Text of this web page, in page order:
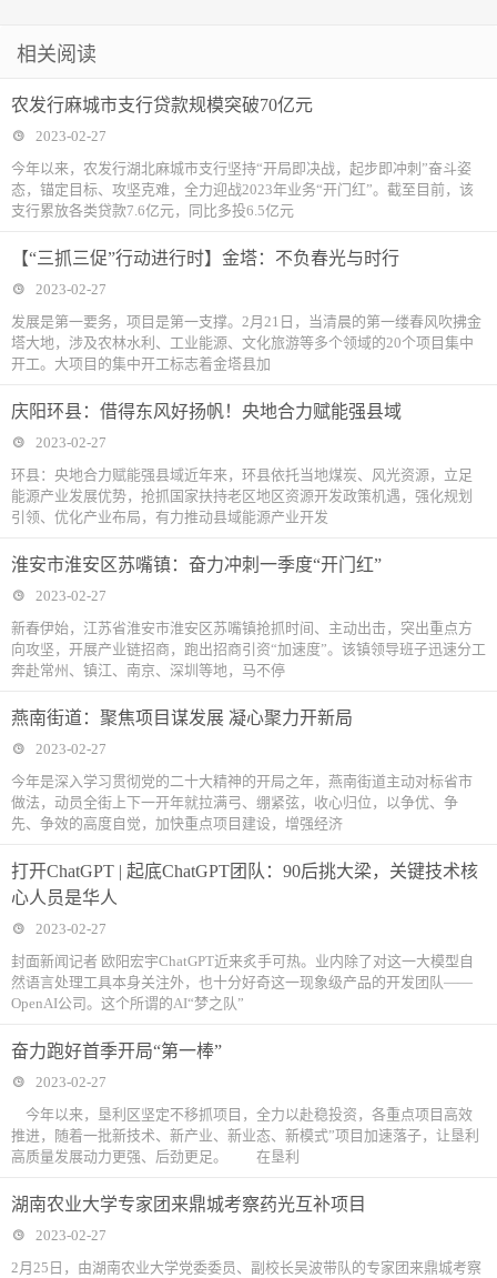
相关阅读
农发行麻城市支行贷款规模突破70亿元
2023-02-27
今年以来，农发行湖北麻城市支行坚持“开局即决战，起步即冲刺”奋斗姿
态，锚定目标、攻坚克难，全力迎战2023年业务“开门红”。截至目前，该
支行累放各类贷款7.6亿元，同比多投6.5亿元
【“三抓三促”行动进行时】金塔：不负春光与时行
2023-02-27
发展是第一要务，项目是第一支撑。2月21日，当清晨的第一缕春风吹拂金
塔大地，涉及农林水利、工业能源、文化旅游等多个领域的20个项目集中
开工。大项目的集中开工标志着金塔县加
庆阳环县：借得东风好扬帆！央地合力赋能强县域
2023-02-27
环县：央地合力赋能强县域近年来，环县依托当地煤炭、风光资源，立足
能源产业发展优势，抢抓国家扶持老区地区资源开发政策机遇，强化规划
引领、优化产业布局，有力推动县域能源产业开发
淮安市淮安区苏嘴镇：奋力冲刺一季度“开门红”
2023-02-27
新春伊始，江苏省淮安市淮安区苏嘴镇抢抓时间、主动出击，突出重点方
向攻坚，开展产业链招商，跑出招商引资“加速度”。该镇领导班子迅速分工
奔赴常州、镇江、南京、深圳等地，马不停
燕南街道：聚焦项目谋发展 凝心聚力开新局
2023-02-27
今年是深入学习贯彻党的二十大精神的开局之年，燕南街道主动对标省市
做法，动员全街上下一开年就拉满弓、绷紧弦，收心归位，以争优、争
先、争效的高度自觉，加快重点项目建设，增强经济
打开ChatGPT | 起底ChatGPT团队：90后挑大梁，关键技术核
心人员是华人
2023-02-27
封面新闻记者 欧阳宏宇ChatGPT近来炙手可热。业内除了对这一大模型自
然语言处理工具本身关注外，也十分好奇这一现象级产品的开发团队——
OpenAI公司。这个所谓的AI“梦之队”
奋力跑好首季开局“第一棒”
2023-02-27
今年以来，垦利区坚定不移抓项目，全力以赴稳投资，各重点项目高效
推进，随着一批新技术、新产业、新业态、新模式”项目加速落子，让垦利
高质量发展动力更强、后劲更足。 在垦利
湖南农业大学专家团来鼎城考察药光互补项目
2023-02-27
2月25日，由湖南农业大学党委委员、副校长吴波带队的专家团来鼎城考察